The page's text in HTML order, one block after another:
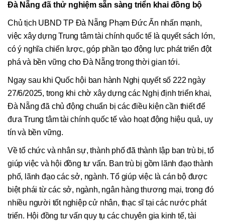
Đà Nẵng đã thử nghiệm sẵn sàng triển khai đồng bộ
Chủ tịch UBND TP Đà Nẵng Phạm Đức Ấn nhấn mạnh,
việc xây dựng Trung tâm tài chính quốc tế là quyết sách lớn,
có ý nghĩa chiến lược, góp phần tạo động lực phát triển đột
phá và bền vững cho Đà Nẵng trong thời gian tới.
Ngay sau khi Quốc hội ban hành Nghị quyết số 222 ngày
27/6/2025, trong khi chờ xây dựng các Nghị định triển khai,
Đà Nẵng đã chủ động chuẩn bị các điều kiện cần thiết để
đưa Trung tâm tài chính quốc tế vào hoạt động hiệu quả, uy
tín và bền vững.
Về tổ chức và nhân sự, thành phố đã thành lập ban trù bị, tổ
giúp việc và hội đồng tư vấn. Ban trù bị gồm lãnh đạo thành
phố, lãnh đạo các sở, ngành. Tổ giúp việc là cán bộ được
biệt phái từ các sở, ngành, ngân hàng thương mại, trong đó
nhiều người tốt nghiệp cử nhân, thạc sĩ tại các nước phát
triển. Hội đồng tư vấn quy tụ các chuyên gia kinh tế, tài